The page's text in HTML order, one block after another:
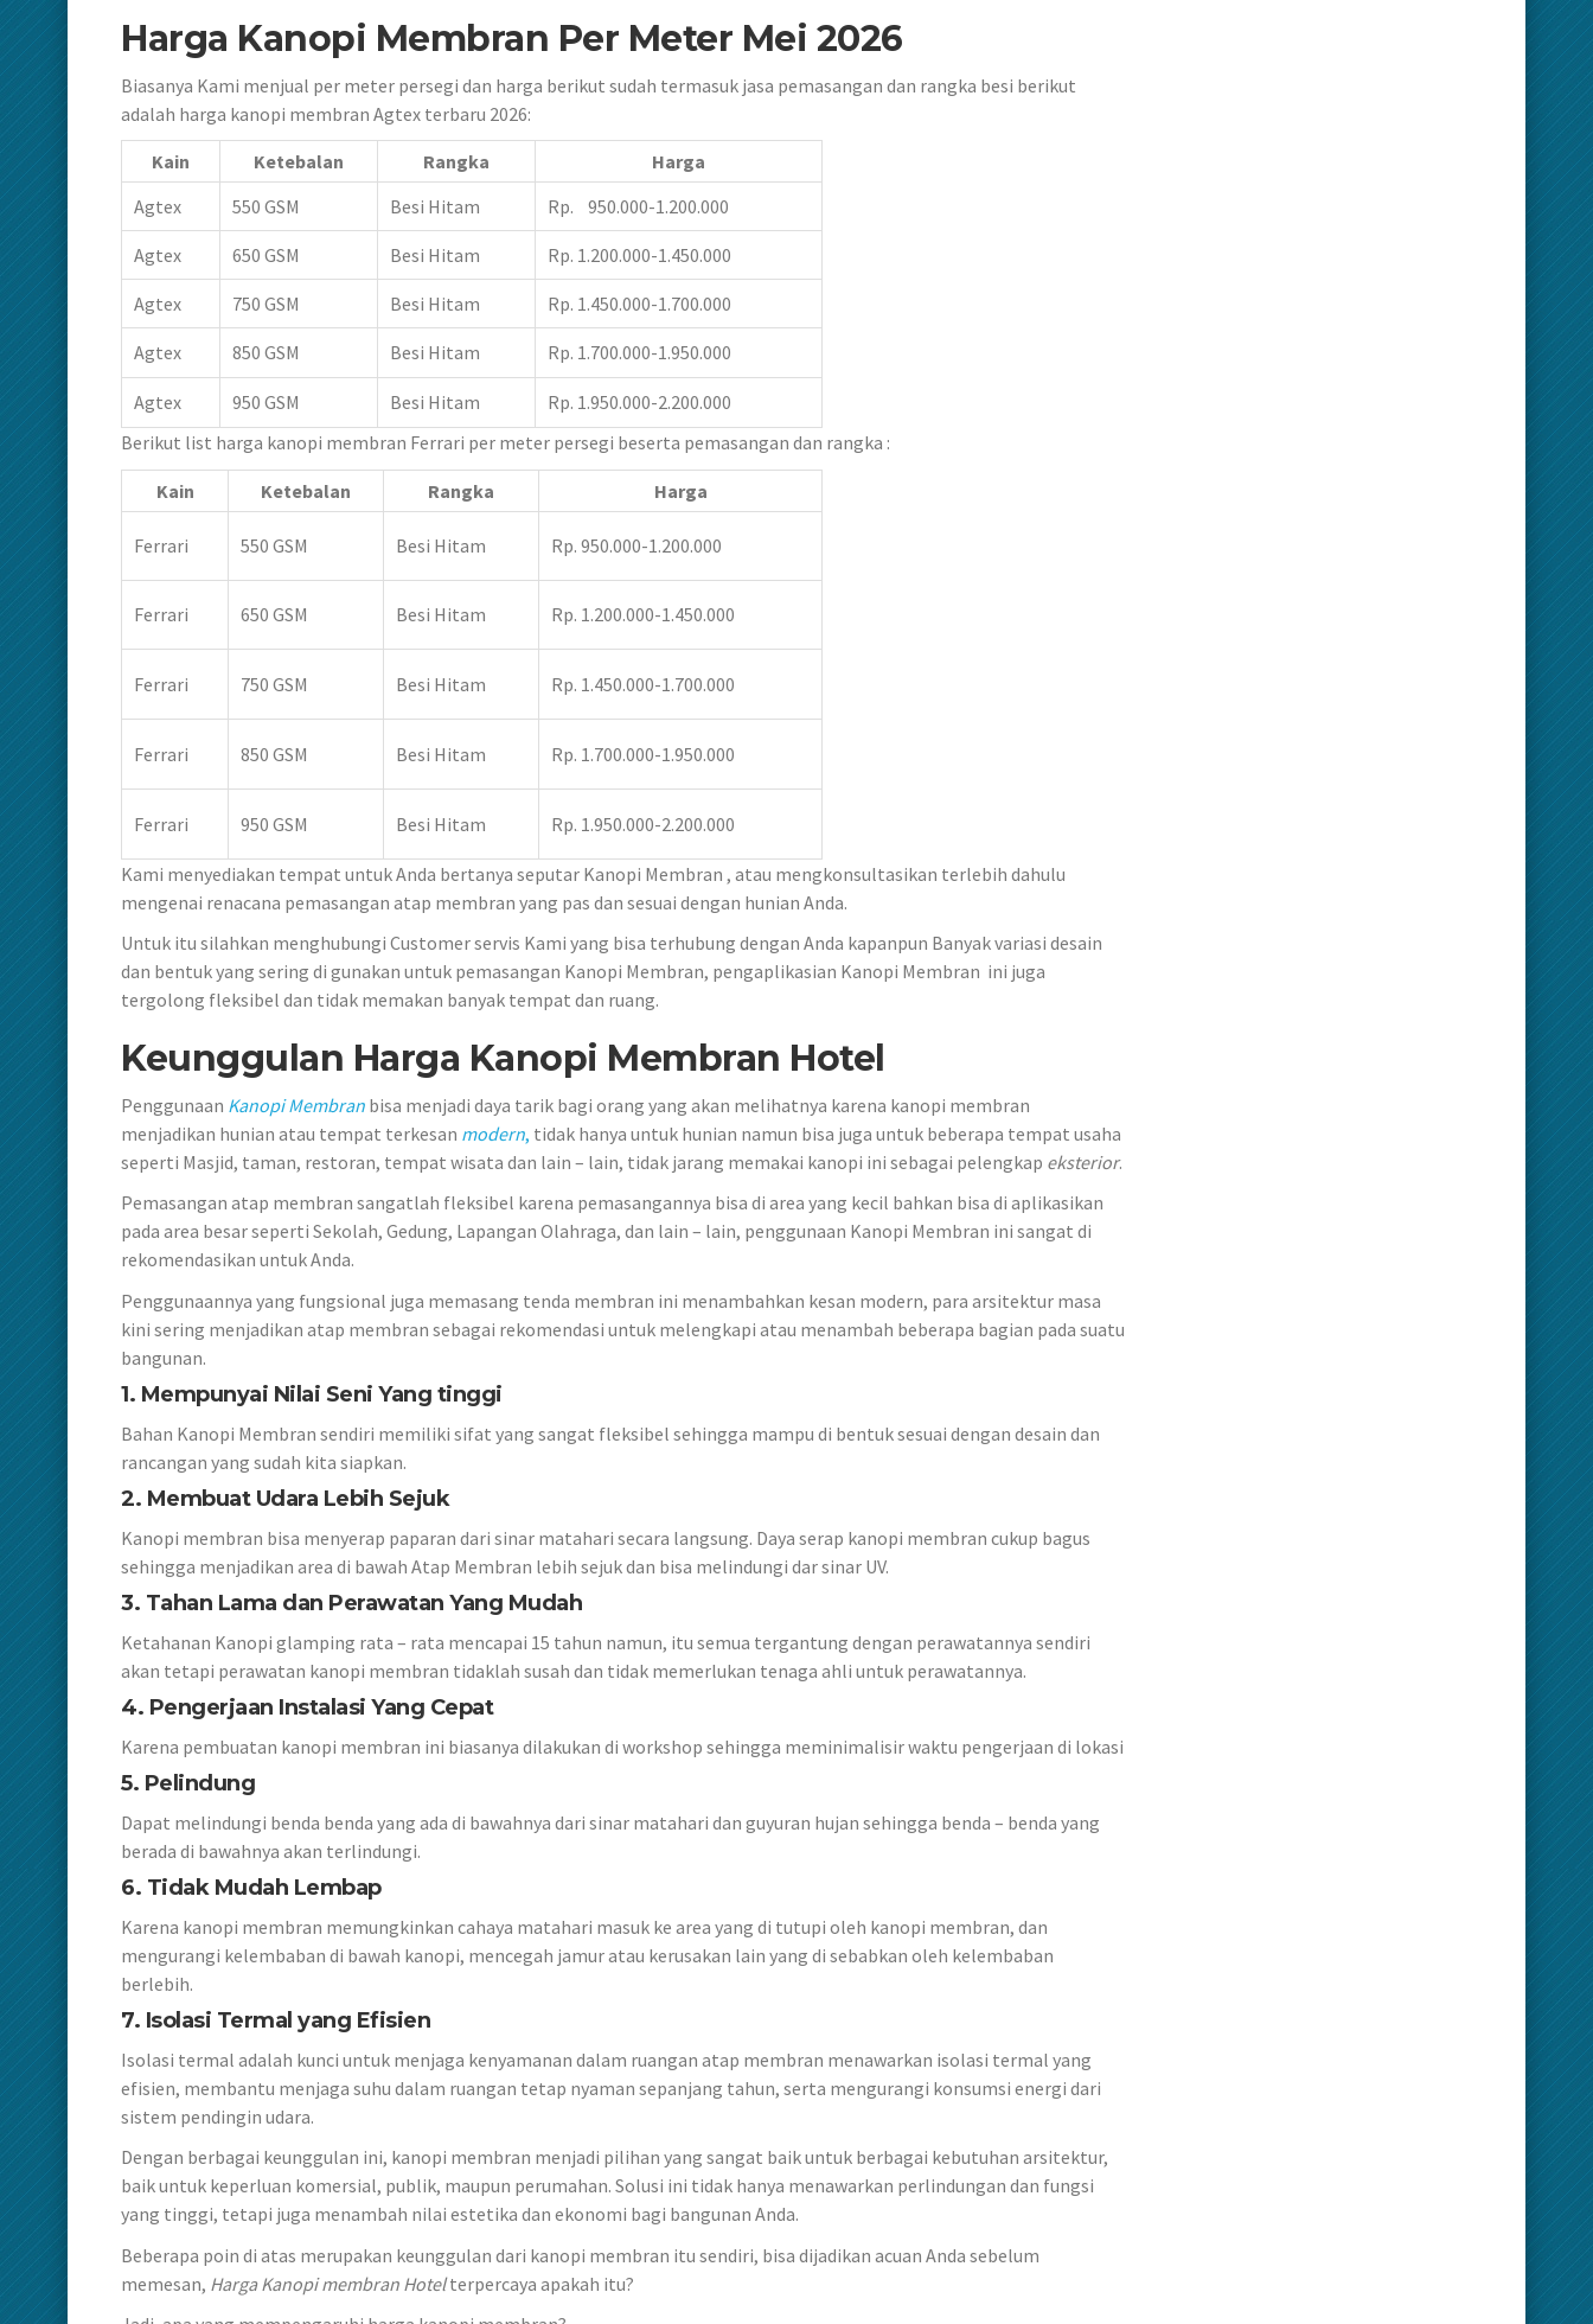
Harga Kanopi Membran Per Meter Mei 2026
Biasanya Kami menjual per meter persegi dan harga berikut sudah termasuk jasa pemasangan dan rangka besi berikut
adalah harga kanopi membran Agtex terbaru 2026:
Kain Ketebalan Rangka
Harga
Agtex
550 GSM Besi Hitam Rp. 950.000-1.200.000
Agtex 650 GSM Besi Hitam Rp. 1.200.000-1.450.000
Agtex 750 GSM Besi Hitam Rp. 1.450.000-1.700.000
Agtex 850 GSM Besi Hitam Rp. 1.700.000-1.950.000
Agtex 950 GSM Besi Hitam
Rp. 1.950.000-2.200.000
Berikut list harga kanopi membran Ferrari per meter persegi beserta pemasangan dan rangka :
Kain Ketebalan Rangka Harga
Ferrari 550 GSM Besi Hitam Rp. 950.000-1.200.000
Ferrari 650 GSM Besi Hitam Rp. 1.200.000-1.450.000
Ferrari 750 GSM Besi Hitam Rp. 1.450.000-1.700.000
Ferrari 850 GSM Besi Hitam Rp. 1.700.000-1.950.000
Ferrari 950 GSM Besi Hitam Rp. 1.950.000-2.200.000
Kami menyediakan tempat untuk Anda bertanya seputar Kanopi Membran , atau mengkonsultasikan terlebih dahulu
mengenai renacana pemasangan atap membran yang pas dan sesuai dengan hunian Anda.
Untuk itu silahkan menghubungi Customer servis Kami yang bisa terhubung dengan Anda kapanpun Banyak variasi desain
dan bentuk yang sering di gunakan untuk pemasangan Kanopi Membran, pengaplikasian Kanopi Membran ini juga
tergolong fleksibel dan tidak memakan banyak tempat dan ruang.
Keunggulan Harga Kanopi Membran Hotel
Penggunaan KanopiMembran bisa menjadi daya tarik bagi orang yang akan melihatnya karena kanopi membran
menjadikan hunian atau tempat terkesan modern, tidak hanya untuk hunian namun bisa juga untuk beberapa tempat usaha
seperti Masjid, taman, restoran, tempat wisata dan lain – lain, tidak jarang memakai kanopi ini sebagai pelengkap eksterior.
Pemasangan atap membran sangatlah fleksibel karena pemasangannya bisa di area yang kecil bahkan bisa di aplikasikan
pada area besar seperti Sekolah, Gedung, Lapangan Olahraga, dan lain – lain, penggunaan Kanopi Membran ini sangat di
rekomendasikan untuk Anda.
Penggunaannya yang fungsional juga memasang tenda membran ini menambahkan kesan modern, para arsitektur masa
kini sering menjadikan atap membran sebagai rekomendasi untuk melengkapi atau menambah beberapa bagian pada suatu
bangunan.
1. Mempunyai Nilai Seni Yang tinggi
Bahan Kanopi Membran sendiri memiliki sifat yang sangat fleksibel sehingga mampu di bentuk sesuai dengan desain dan
rancangan yang sudah kita siapkan.
2. Membuat Udara Lebih Sejuk
Kanopi membran bisa menyerap paparan dari sinar matahari secara langsung. Daya serap kanopi membran cukup bagus
sehingga menjadikan area di bawah Atap Membran lebih sejuk dan bisa melindungi dar sinar UV.
3. Tahan Lama dan Perawatan Yang Mudah
Ketahanan Kanopi glamping rata – rata mencapai 15 tahun namun, itu semua tergantung dengan perawatannya sendiri
akan tetapi perawatan kanopi membran tidaklah susah dan tidak memerlukan tenaga ahli untuk perawatannya.
4. Pengerjaan Instalasi Yang Cepat
Karena pembuatan kanopi membran ini biasanya dilakukan di workshop sehingga meminimalisir waktu pengerjaan di lokasi
5. Pelindung
Dapat melindungi benda benda yang ada di bawahnya dari sinar matahari dan guyuran hujan sehingga benda – benda yang
berada di bawahnya akan terlindungi.
6. Tidak Mudah Lembap
Karena kanopi membran memungkinkan cahaya matahari masuk ke area yang di tutupi oleh kanopi membran, dan
mengurangi kelembaban di bawah kanopi, mencegah jamur atau kerusakan lain yang di sebabkan oleh kelembaban
berlebih.
7. Isolasi Termal yang Efisien
Isolasi termal adalah kunci untuk menjaga kenyamanan dalam ruangan atap membran menawarkan isolasi termal yang
efisien, membantu menjaga suhu dalam ruangan tetap nyaman sepanjang tahun, serta mengurangi konsumsi energi dari
sistem pendingin udara.
Dengan berbagai keunggulan ini, kanopi membran menjadi pilihan yang sangat baik untuk berbagai kebutuhan arsitektur,
baik untuk keperluan komersial, publik, maupun perumahan. Solusi ini tidak hanya menawarkan perlindungan dan fungsi
yang tinggi, tetapi juga menambah nilai estetika dan ekonomi bagi bangunan Anda.
Beberapa poin di atas merupakan keunggulan dari kanopi membran itu sendiri, bisa dijadikan acuan Anda sebelum
memesan, Harga Kanopi membran Hotelterpercaya apakah itu?